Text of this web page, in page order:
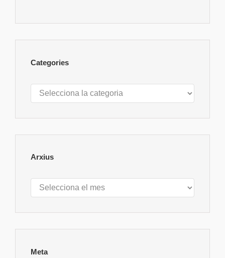
Categories
Categories
Arxius
Arxius
Meta